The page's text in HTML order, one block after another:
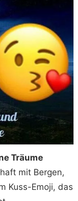
Träume
mit Bergen,
Kuss-Emoji, das